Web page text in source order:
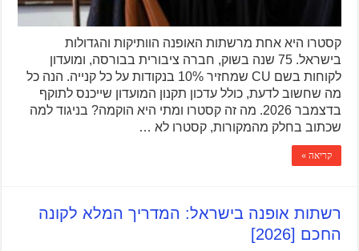
קסטרו היא אחת מרשתות האופנה הוותיקות והגדולות
בישראל. 75 שנה בשוק, חברה ציבורית בבורסה, ומועדון
לקוחות בשם CU שמחזיר 10% בנקודות על כל קנייה. הנה כל
מה שחשוב לדעת, כולל עדכון תקנון המועדון שייכנס לתוקף
בדצמבר 2026. מה זה קסטרו ומתי היא הוקמה? בניגוד למה
שכתוב בחלק מהמקורות, קסטרו לא …
קריאה »
רשתות אופנה בישראל: המדריך המלא לקונה
החכם [2026]